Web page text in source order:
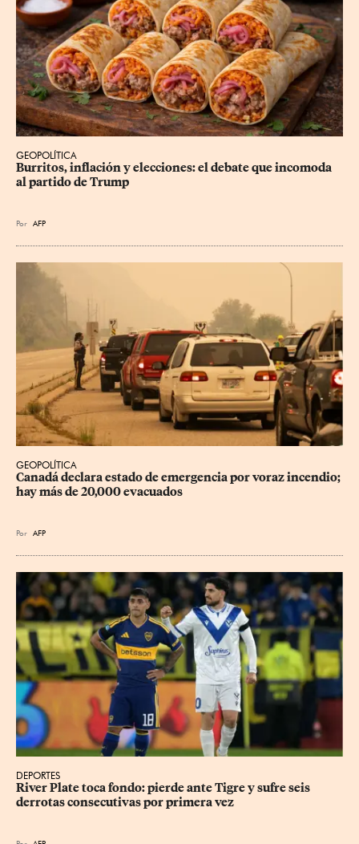
GEOPOLÍTICA
Burritos, inflación y elecciones: el debate que incomoda
al partido de Trump
Por AFP
GEOPOLÍTICA
Canadá declara estado de emergencia por voraz incendio;
hay más de 20,000 evacuados
Por AFP
DEPORTES
River Plate toca fondo: pierde ante Tigre y sufre seis
derrotas consecutivas por primera vez